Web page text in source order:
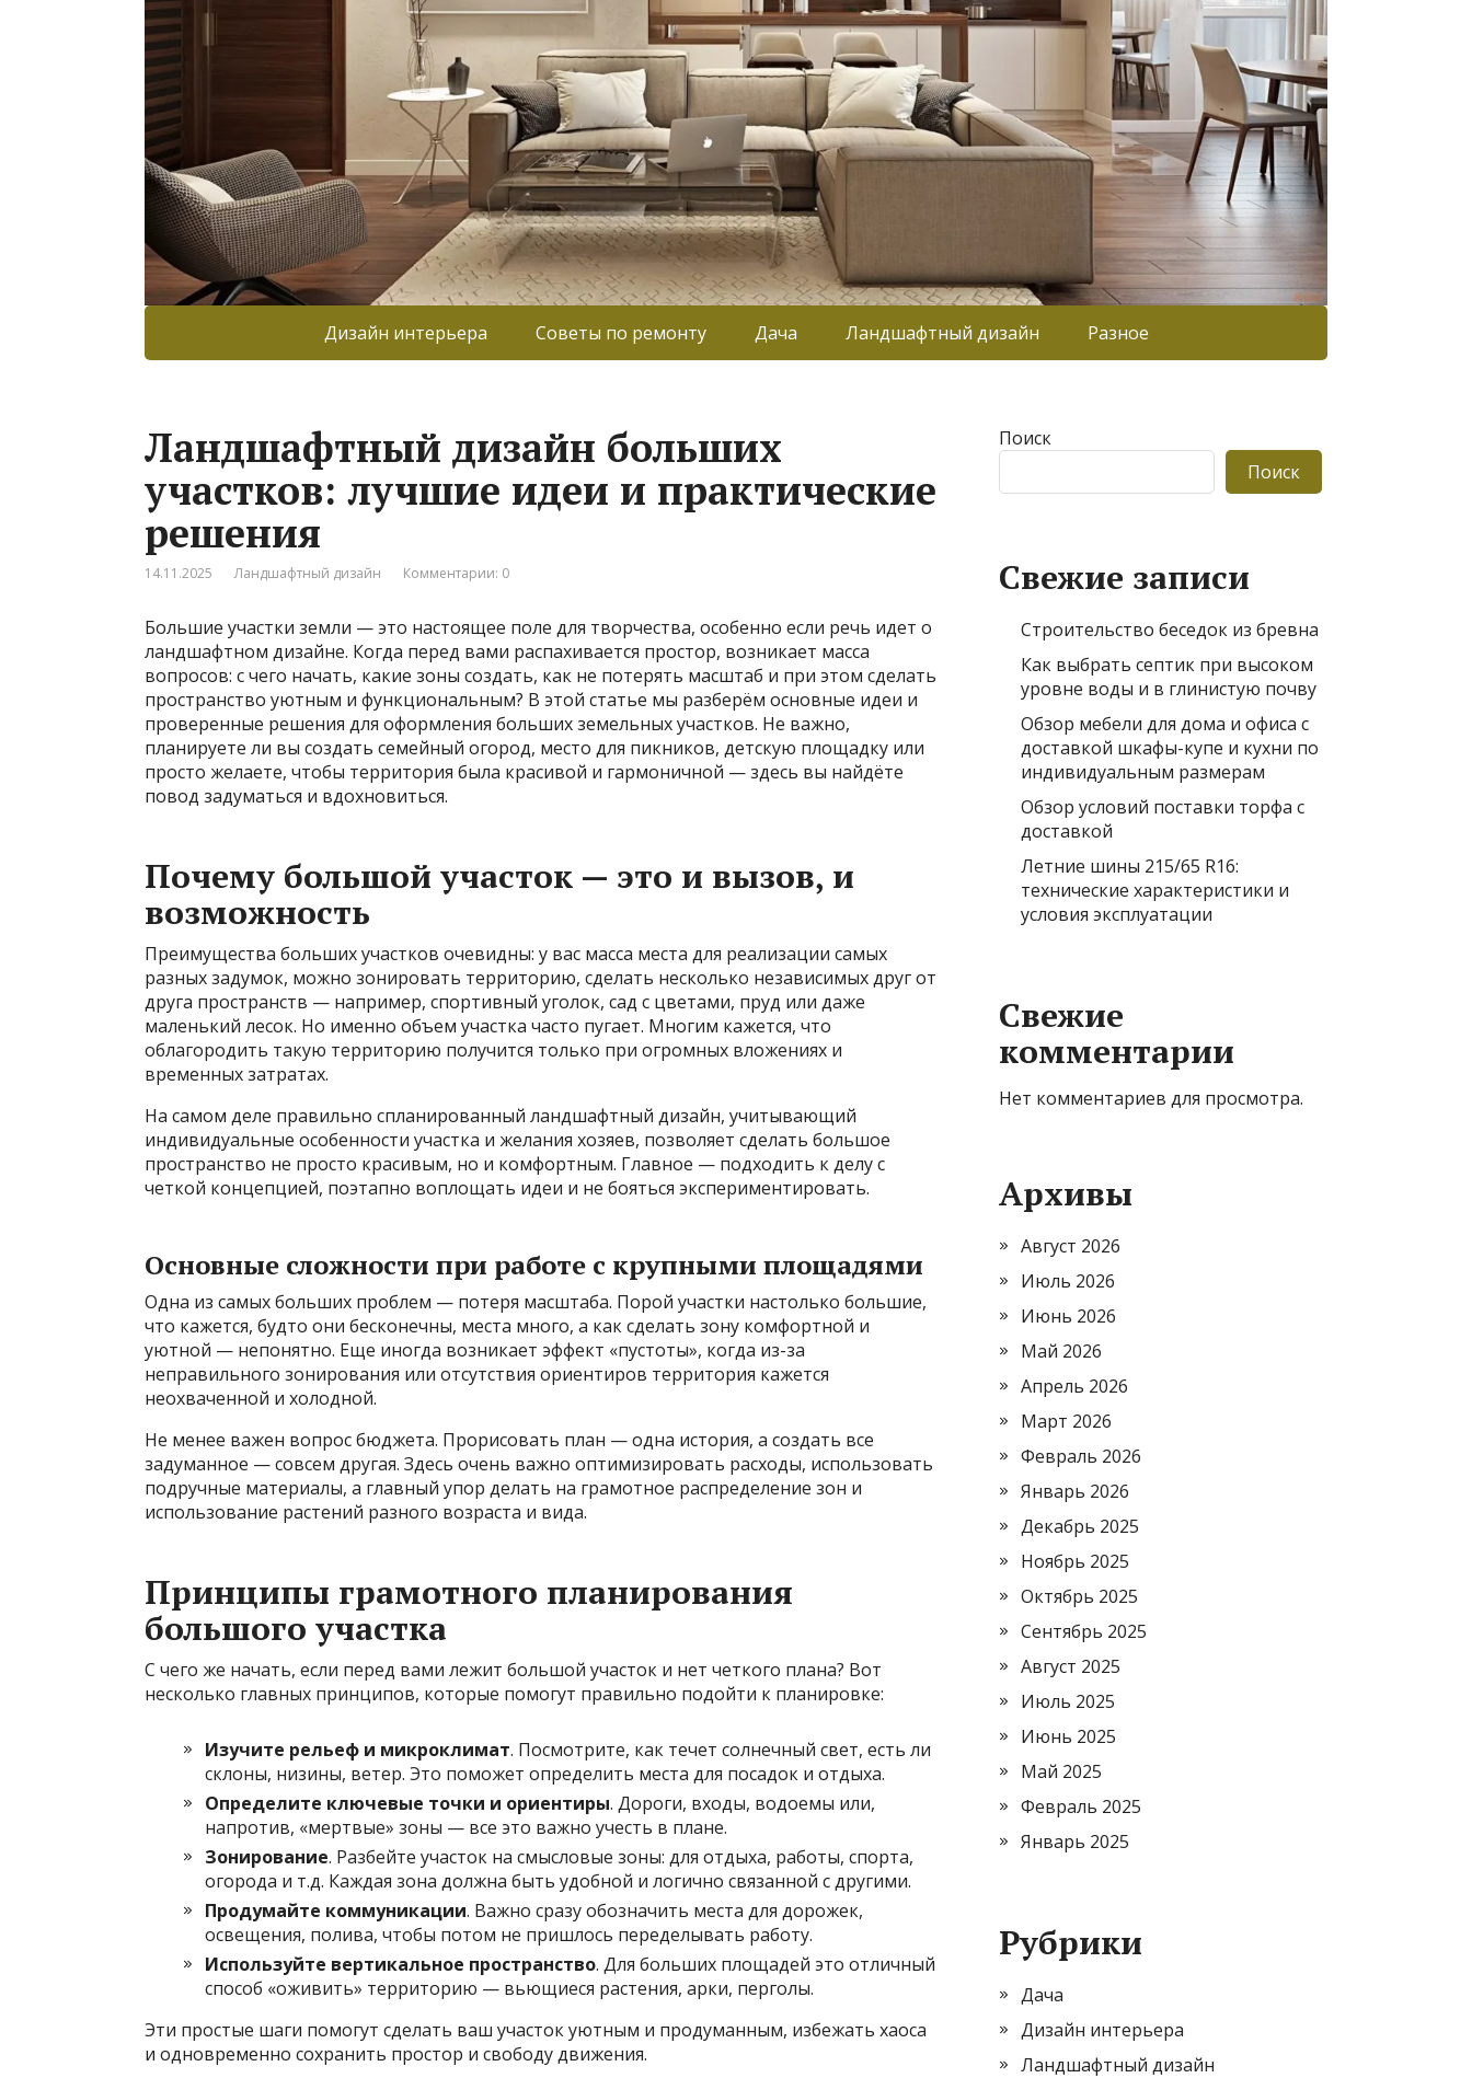
Дизайн интерьера Советы по ремонту Дача Ландшафтный дизайн Разное
Ландшафтный дизайн больших
участков: лучшие идеи и практические
решения
14.11.2025 Ландшафтный дизайн Комментарии: 0
Большие участки земли — это настоящее поле для творчества, особенно если речь идет о
ландшафтном дизайне. Когда перед вами распахивается простор, возникает масса
вопросов: с чего начать, какие зоны создать, как не потерять масштаб и при этом сделать
пространство уютным и функциональным? В этой статье мы разберём основные идеи и
проверенные решения для оформления больших земельных участков. Не важно,
планируете ли вы создать семейный огород, место для пикников, детскую площадку или
просто желаете, чтобы территория была красивой и гармоничной — здесь вы найдёте
повод задуматься и вдохновиться.
Почему большой участок — это и вызов, и
возможность
Преимущества больших участков очевидны: у вас масса места для реализации самых
разных задумок, можно зонировать территорию, сделать несколько независимых друг от
друга пространств — например, спортивный уголок, сад с цветами, пруд или даже
маленький лесок. Но именно объем участка часто пугает. Многим кажется, что
облагородить такую территорию получится только при огромных вложениях и
временных затратах.
На самом деле правильно спланированный ландшафтный дизайн, учитывающий
индивидуальные особенности участка и желания хозяев, позволяет сделать большое
пространство не просто красивым, но и комфортным. Главное — подходить к делу с
четкой концепцией, поэтапно воплощать идеи и не бояться экспериментировать.
Основные сложности при работе с крупными площадями
Одна из самых больших проблем — потеря масштаба. Порой участки настолько большие,
что кажется, будто они бесконечны, места много, а как сделать зону комфортной и
уютной — непонятно. Еще иногда возникает эффект «пустоты», когда из-за
неправильного зонирования или отсутствия ориентиров территория кажется
неохваченной и холодной.
Не менее важен вопрос бюджета. Прорисовать план — одна история, а создать все
задуманное — совсем другая. Здесь очень важно оптимизировать расходы, использовать
подручные материалы, а главный упор делать на грамотное распределение зон и
использование растений разного возраста и вида.
Принципы грамотного планирования
большого участка
С чего же начать, если перед вами лежит большой участок и нет четкого плана? Вот
несколько главных принципов, которые помогут правильно подойти к планировке:
Изучите рельеф и микроклимат. Посмотрите, как течет солнечный свет, есть ли
склоны, низины, ветер. Это поможет определить места для посадок и отдыха.
Определите ключевые точки и ориентиры. Дороги, входы, водоемы или,
напротив, «мертвые» зоны — все это важно учесть в плане.
Зонирование. Разбейте участок на смысловые зоны: для отдыха, работы, спорта,
огорода и т.д. Каждая зона должна быть удобной и логично связанной с другими.
Продумайте коммуникации. Важно сразу обозначить места для дорожек,
освещения, полива, чтобы потом не пришлось переделывать работу.
Используйте вертикальное пространство. Для больших площадей это отличный
способ «оживить» территорию — вьющиеся растения, арки, перголы.
Эти простые шаги помогут сделать ваш участок уютным и продуманным, избежать хаоса
и одновременно сохранить простор и свободу движения.
Поиск
Поиск
Свежие записи
Строительство беседок из бревна
Как выбрать септик при высоком
уровне воды и в глинистую почву
Обзор мебели для дома и офиса с
доставкой шкафы-купе и кухни по
индивидуальным размерам
Обзор условий поставки торфа с
доставкой
Летние шины 215/65 R16:
технические характеристики и
условия эксплуатации
Свежие
комментарии
Нет комментариев для просмотра.
Архивы
Август 2026
Июль 2026
Июнь 2026
Май 2026
Апрель 2026
Март 2026
Февраль 2026
Январь 2026
Декабрь 2025
Ноябрь 2025
Октябрь 2025
Сентябрь 2025
Август 2025
Июль 2025
Июнь 2025
Май 2025
Февраль 2025
Январь 2025
Рубрики
Дача
Дизайн интерьера
Ландшафтный дизайн